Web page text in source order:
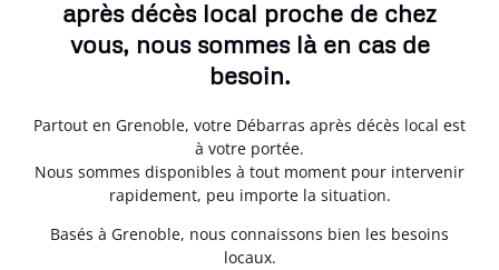
après décès local proche de chez
vous, nous sommes là en cas de
besoin.
Partout en Grenoble, votre Débarras après décès local est
à votre portée.
Nous sommes disponibles à tout moment pour intervenir
rapidement, peu importe la situation.
Basés à Grenoble, nous connaissons bien les besoins
locaux.